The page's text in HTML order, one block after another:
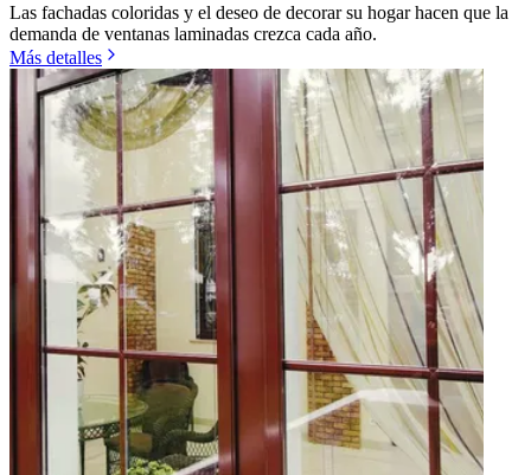
Las fachadas coloridas y el deseo de decorar su hogar hacen que la
demanda de ventanas laminadas crezca cada año.
Más detalles